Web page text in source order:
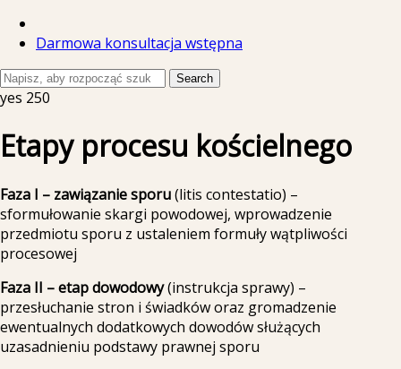
Darmowa konsultacja wstępna
Search
yes 250
Etapy procesu kościelnego
Faza I – zawiązanie sporu(litis contestatio) –
sformułowanie skargi powodowej, wprowadzenie
przedmiotu sporu z ustaleniem formuły wątpliwości
procesowej
Faza II – etap dowodowy(instrukcja sprawy) –
przesłuchanie stron i świadków oraz gromadzenie
ewentualnych dodatkowych dowodów służących
uzasadnieniu podstawy prawnej sporu